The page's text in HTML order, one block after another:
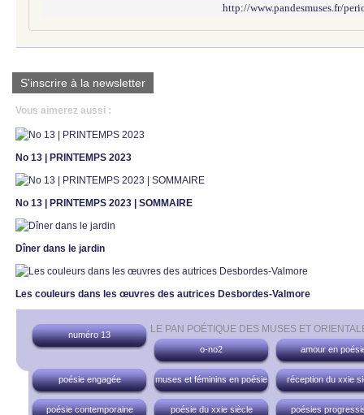
http://www.pandesmuses.fr/
S'inscrire à la newsletter
Vous aimerez aussi :
No 13 | PRINTEMPS 2023
No 13 | PRINTEMPS 2023 | SOMMAIRE
Dîner dans le jardin
Les couleurs dans les œuvres des autrices Desbordes-Valmore
LE PAN POÉTIQUE DES MUSES ET
numéro 13
o-no2
amour en
poésie engagée muses et féminins en poésie réception du xxie
poésie contemporaine poésie du xxie siècle
poésies